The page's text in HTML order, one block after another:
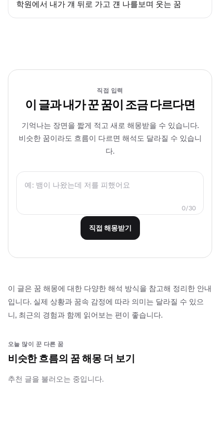
학원에서 내가 걔 뒤로 가고 걘 나를보며 웃는 꿈
직접 입력
이 글과 내가 꾼 꿈이 조금 다르다면
기억나는 장면을 짧게 적고 새로 해몽받을 수 있습니다.
비슷한 꿈이라도 흐름이 다르면 해석도 달라질 수 있습니
다.
0/30
직접 해몽받기
이 글은 꿈 해몽에 대한 다양한 해석 방식을 참고해 정리한 안내
입니다. 실제 상황과 꿈속 감정에 따라 의미는 달라질 수 있으
니, 최근의 경험과 함께 읽어보는 편이 좋습니다.
오늘 많이 꾼 다른 꿈
비슷한 흐름의 꿈 해몽 더 보기
추천 글을 불러오는 중입니다.